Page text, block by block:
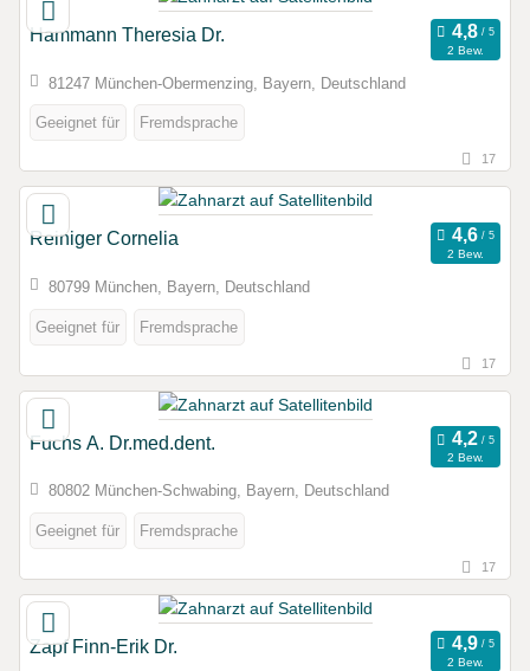
Hammann Theresia Dr.
2 Bew.
81247 München-Obermenzing, Bayern, Deutschland
Geeignet für Fremdsprache
17
Reiniger Cornelia
2 Bew.
80799 München, Bayern, Deutschland
Geeignet für Fremdsprache
17
Fuchs A. Dr.med.dent.
2 Bew.
80802 München-Schwabing, Bayern, Deutschland
Geeignet für Fremdsprache
17
Zapf Finn-Erik Dr.
2 Bew.